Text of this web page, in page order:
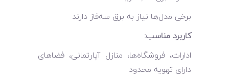
برخی مدل‌ها نیاز به برق سه‌فاز دارند
کاربرد مناسب:
ادارات، فروشگاه‌ها، منازل آپارتمانی، فضاهای
دارای تهویه محدود